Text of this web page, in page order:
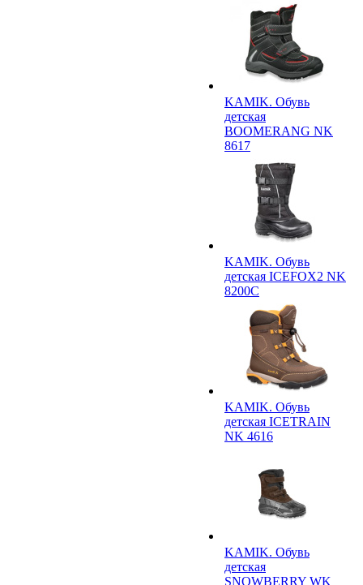
KAMIK. Обувь
детская
BOOMERANG NK
8617
KAMIK. Обувь
детская ICEFOX2 NK
8200C
KAMIK. Обувь
детская ICETRAIN
NK 4616
KAMIK. Обувь
детская
SNOWBERRY WK